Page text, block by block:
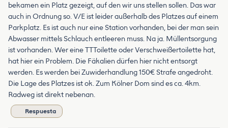
bekamen ein Platz gezeigt, auf den wir uns stellen sollen. Das war
auch in Ordnung so. V/E ist leider außerhalb des Platzes auf einem
Parkplatz. Es ist auch nur eine Station vorhanden, bei der man sein
Abwasser mittels Schlauch entleeren muss. Na ja. Müllentsorgung
ist vorhanden. Wer eine TTToilette oder Verschweißertoilette hat,
hat hier ein Problem. Die Fäkalien dürfen hier nicht entsorgt
werden. Es werden bei Zuwiderhandlung 150€ Strafe angedroht.
Die Lage des Platzes ist ok. Zum Kölner Dom sind es ca. 4km.
Radweg ist direkt nebenan.
Respuesta